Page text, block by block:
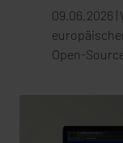
09.06.2026 |
Open-